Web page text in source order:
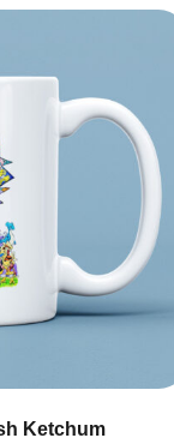
Ketchum